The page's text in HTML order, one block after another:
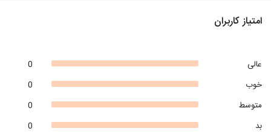
امتیاز کاربران
0
عالی
0
خوب
0
متوسط
0
بد